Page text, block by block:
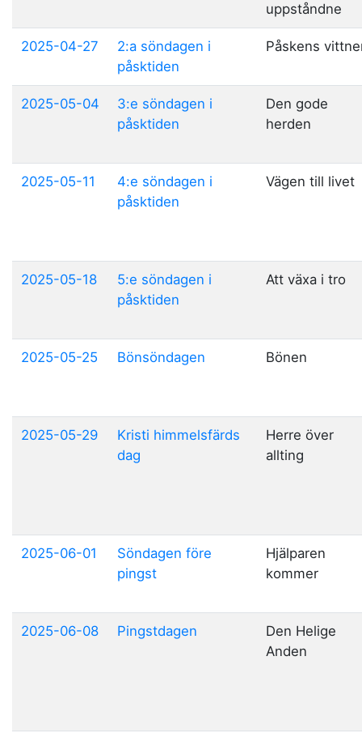
uppståndne
2025-04-27
2:a söndagen i
påsktiden
Påskens
2025-05-04
3:e söndagen i
påsktiden
Den gode
herden
2025-05-11
4:e söndagen i
påsktiden
Vägen till livet
2025-05-18
5:e söndagen i
påsktiden
Att växa i tro
2025-05-25 Bönsöndagen Bönen
2025-05-29
Kristi himmelsfärds
dag
Herre över
allting
2025-06-01
Söndagen före
pingst
Hjälparen
kommer
2025-06-08 Pingstdagen
Den Helige
Anden